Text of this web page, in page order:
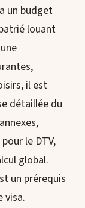
un budget
louant
il est
détaillée du
le DTV,
global.
un prérequis
visa.